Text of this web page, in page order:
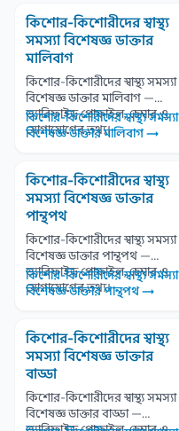
কিশোর-কিশোরীদের স্বাস্থ্য
সমস্যা বিশেষজ্ঞ ডাক্তার
মালিবাগ
কিশোর-কিশোরীদের স্বাস্থ্য সমস্যা
বিশেষজ্ঞ ডাক্তার মালিবাগ —
ভ্যারিফাইড প্রোফাইল, চেম্বার ও
যোগাযোগের তথ্য।
কিশোর-কিশোরীদের স্বাস্থ্য সমস্যা
বিশেষজ্ঞ ডাক্তার মালিবাগ →
কিশোর-কিশোরীদের স্বাস্থ্য
সমস্যা বিশেষজ্ঞ ডাক্তার
পান্থপথ
কিশোর-কিশোরীদের স্বাস্থ্য সমস্যা
বিশেষজ্ঞ ডাক্তার পান্থপথ —
ভ্যারিফাইড প্রোফাইল, চেম্বার ও
যোগাযোগের তথ্য।
কিশোর-কিশোরীদের স্বাস্থ্য সমস্যা
বিশেষজ্ঞ ডাক্তার পান্থপথ →
কিশোর-কিশোরীদের স্বাস্থ্য
সমস্যা বিশেষজ্ঞ ডাক্তার
বাড্ডা
কিশোর-কিশোরীদের স্বাস্থ্য সমস্যা
বিশেষজ্ঞ ডাক্তার বাড্ডা —